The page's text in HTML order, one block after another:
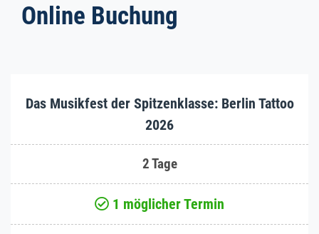
Online Buchung
Das Musikfest der Spitzenklasse: Berlin Tattoo
2026
2 Tage
1 möglicher Termin